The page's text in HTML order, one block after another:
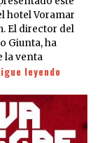
hotel Voramar
El director del
Giunta, ha
la venta
leyendo